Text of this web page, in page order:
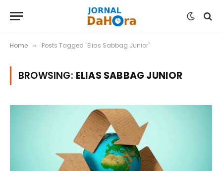
Home » Posts Tagged "Elias Sabbag Junior"
BROWSING: ELIAS SABBAG JUNIOR